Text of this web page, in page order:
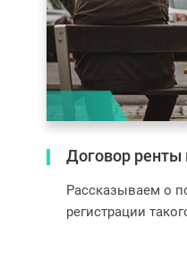
Договор
Рассказываем о
регистрации